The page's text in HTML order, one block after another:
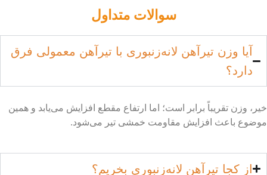
سوالات متداول
لانه‌زنبوری با تیرآهن معمولی فرق
است؛ اما ارتفاع مقطع افزایش می‌یابد و همین
مقاومت خمشی تیر می‌شود.
لانه‌زنبوری بخریم؟